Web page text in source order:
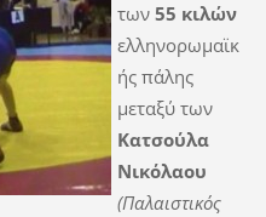
των 55 κιλών
ελληνορωμαϊκ
ής πάλης
μεταξύ των
Κατσούλα
Νικόλαου
(Παλαιστικός